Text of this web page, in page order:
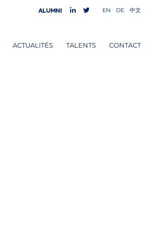
Alumni EN DE 中文
ACTUALITÉS TALENTS CONTACT